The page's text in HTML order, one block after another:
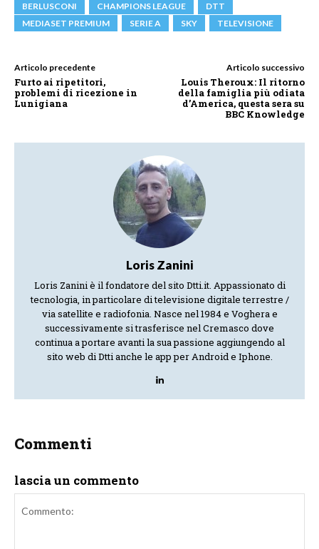
BERLUSCONI CHAMPIONS LEAGUE
DTT
MEDIASET PREMIUM
SERIE A SKY TELEVISIONE
Articolo precedente
Furto ai ripetitori,
problemi di ricezione in
Lunigiana
Articolo successivo
Louis Theroux: Il ritorno
della famiglia più odiata
d’America, questa sera su
BBC Knowledge
Loris Zanini
Loris Zanini è il fondatore del sito Dtti.it. Appassionato di
tecnologia, in particolare di televisione digitale terrestre /
via satellite e radiofonia. Nasce nel 1984 e Voghera e
successivamente si trasferisce nel Cremasco dove
continua a portare avanti la sua passione aggiungendo al
sito web di Dtti anche le app per Android e Iphone.
Commenti
lascia un commento